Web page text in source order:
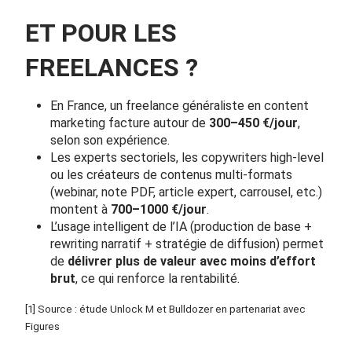
ET POUR LES
FREELANCES ?
En France, un freelance généraliste en content
marketing facture autour de 300–450 €/jour,
selon son expérience.
Les experts sectoriels, les copywriters high-level
ou les créateurs de contenus multi-formats
(webinar, note PDF, article expert, carrousel, etc.)
montent à 700–1000 €/jour.
L’usage intelligent de l’IA (production de base +
rewriting narratif + stratégie de diffusion) permet
de délivrer plus de valeur avec moins d’effort
brut, ce qui renforce la rentabilité.
[1] Source : étude Unlock M et Bulldozer en partenariat avec
Figures